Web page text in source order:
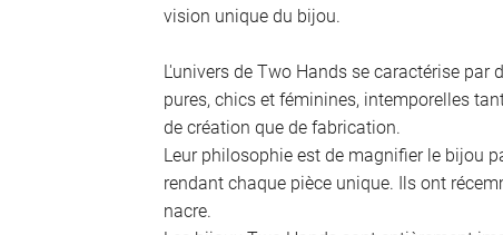
vision unique du bijou.
L'univers de Two Hands se caractérise par
pures, chics et féminines, intemporelles
de création que de fabrication.
Leur philosophie est de magnifier le bijou
rendant chaque pièce unique. Ils ont
nacre.